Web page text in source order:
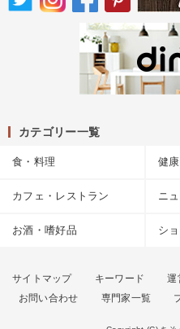
カテゴリー一覧
食・料理 健
カフェ・レストラン ニ
お酒・嗜好品 シ
サイトマップ キーワード 運
お問い合わせ
専門家一覧